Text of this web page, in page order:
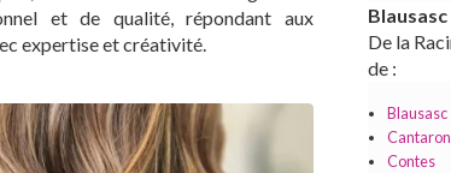
et de qualité, répondant aux
expertise et créativité.
Blausasc
De la
de :
Blausasc
Cantaron
Contes